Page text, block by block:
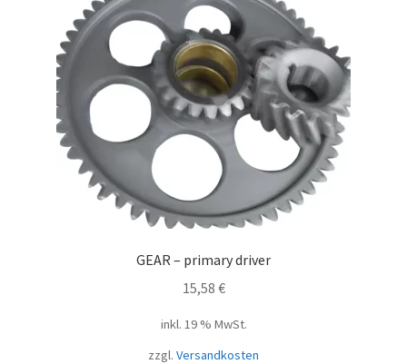
GEAR – primary driver
15,58 €
inkl. 19 % MwSt.
zzgl. Versandkosten